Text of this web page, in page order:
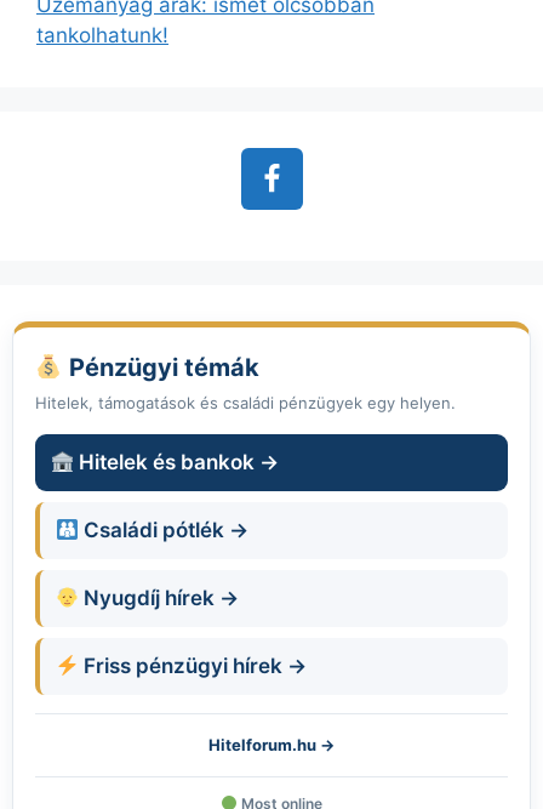
Üzemanyag árak: ismét olcsóbban
tankolhatunk!
Pénzügyi témák
Hitelek, támogatások és családi pénzügyek egy helyen.
Hitelek és bankok →
Családi pótlék →
Nyugdíj hírek →
Friss pénzügyi hírek →
Hitelforum.hu →
Most online